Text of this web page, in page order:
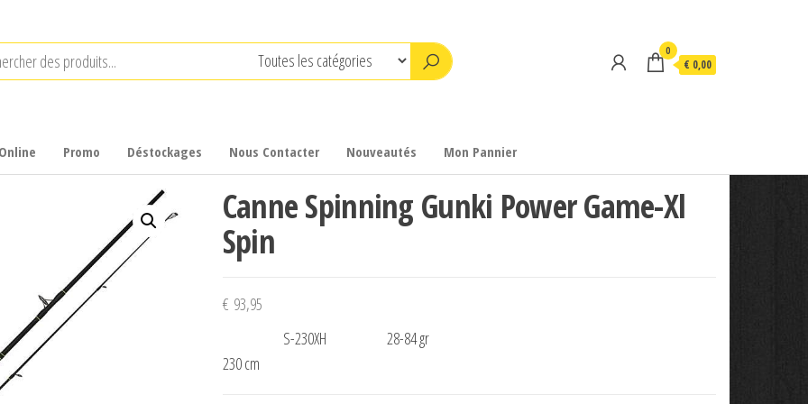
0
€ 0,00
Promo Déstockages Nous Contacter Nouveautés Mon Pannier
Canne Spinning Gunki Power Game-Xl
Spin
€ 93,95
S-230XH
28-84 gr
230 cm